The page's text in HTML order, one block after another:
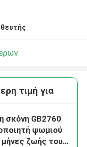
τιμή για
σκόνη GB2760
ψωμιού
ζωής του